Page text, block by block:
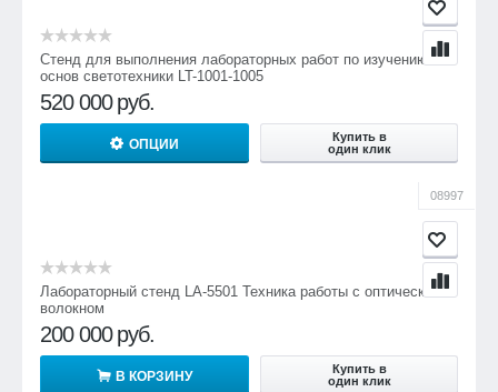
Стенд для выполнения лабораторных работ по изучению
основ светотехники LT-1001-1005
520 000 руб.
ОПЦИИ
Купить в
один клик
08997
Лабораторный стенд LA-5501 Техника работы с оптическим
волокном
200 000 руб.
В КОРЗИНУ
Купить в
один клик